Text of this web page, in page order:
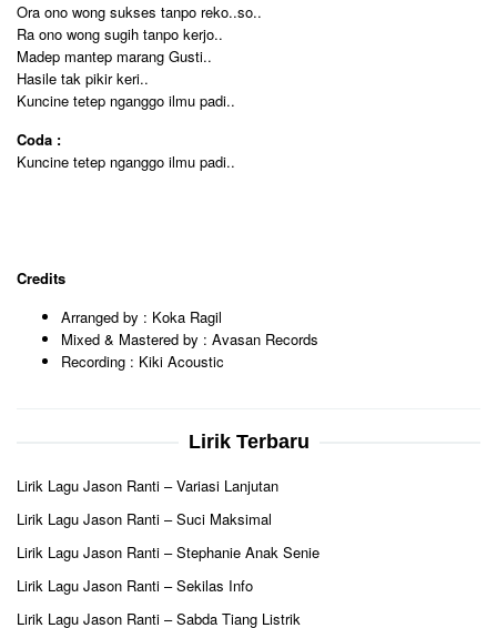
Ora ono wong sukses tanpo reko..so..
Ra ono wong sugih tanpo kerjo..
Madep mantep marang Gusti..
Hasile tak pikir keri..
Kuncine tetep nganggo ilmu padi..
Coda :
Kuncine tetep nganggo ilmu padi..
Credits
Arranged by : Koka Ragil
Mixed & Mastered by : Avasan Records
Recording : Kiki Acoustic
Lirik Terbaru
Lirik Lagu Jason Ranti – Variasi Lanjutan
Lirik Lagu Jason Ranti – Suci Maksimal
Lirik Lagu Jason Ranti – Stephanie Anak Senie
Lirik Lagu Jason Ranti – Sekilas Info
Lirik Lagu Jason Ranti – Sabda Tiang Listrik